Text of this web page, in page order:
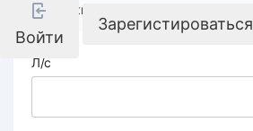
Войти
Зарегистироваться
Реквизиты компании
Л/с